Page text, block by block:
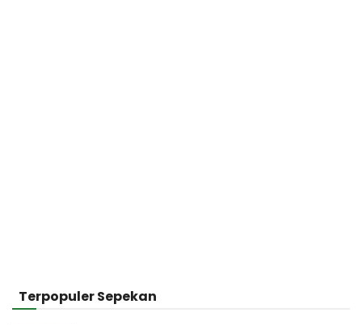
Terpopuler Sepekan